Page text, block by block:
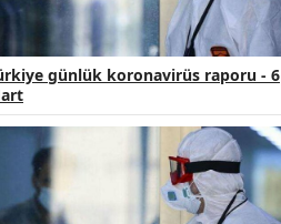
17°
günlük koronavirüs raporu - 6